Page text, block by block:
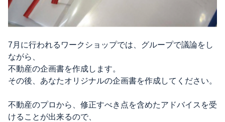
7月に行われるワークショップでは、グループで議論をし
ながら、
不動産の企画書を作成します。
その後、あなたオリジナルの企画書を作成してください。
不動産のプロから、修正すべき点を含めたアドバイスを受
けることが出来るので、